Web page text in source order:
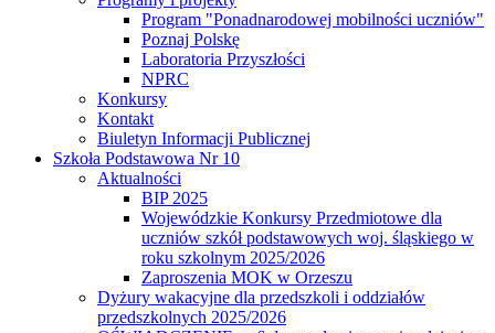
Program "Ponadnarodowej mobilności uczniów"
Poznaj Polskę
Laboratoria Przyszłości
NPRC
Konkursy
Kontakt
Biuletyn Informacji Publicznej
Szkoła Podstawowa Nr 10
Aktualności
BIP 2025
Wojewódzkie Konkursy Przedmiotowe dla
uczniów szkół podstawowych woj. śląskiego w
roku szkolnym 2025/2026
Zaproszenia MOK w Orzeszu
Dyżury wakacyjne dla przedszkoli i oddziałów
przedszkolnych 2025/2026